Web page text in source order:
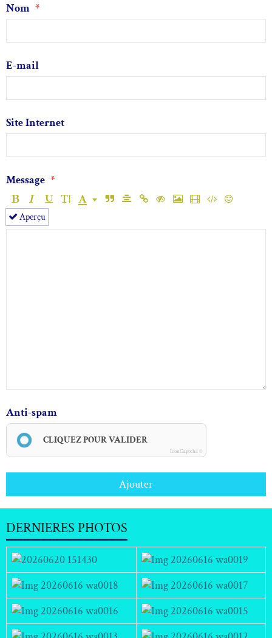
Nom
E-mail
Site Internet
Message
Aperçu
Anti-spam
CLIQUEZ POUR VALIDER
IconCaptcha ©
Ajouter
DERNIERES PHOTOS